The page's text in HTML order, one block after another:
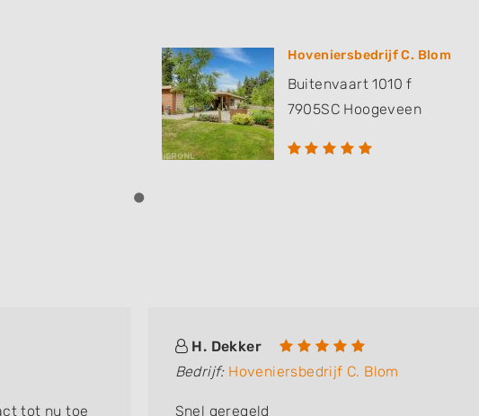
Hoveniersbedrijf C. Blom
Buitenvaart 1010 f
7905SC Hoogeveen
tot nu toe
H. Dekker
Bedrijf: Hoveniersbedrijf C. Blom
Snel geregeld